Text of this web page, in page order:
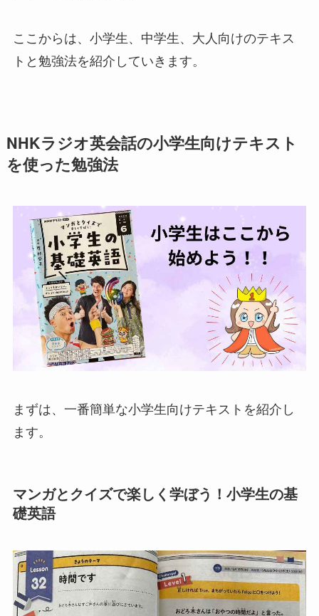
ここからは、小学生、中学生、大人向けのテキス
トと勉強法を紹介していきます。
NHKラジオ英会話の小学生向けテキスト
を使った勉強法
まずは、一番簡単な小学生向けテキストを紹介し
ます。
マンガとクイズで楽しく学ぼう！小学生の基
礎英語